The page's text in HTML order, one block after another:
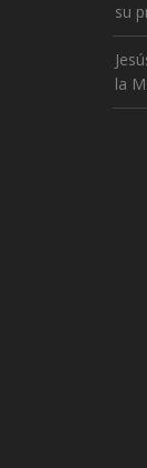
su
la